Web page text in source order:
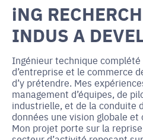
iNG
INDUS A
Ingénieur technique
d’entreprise et le commerce
d’y prétendre. Mes
management d’équipes, de
industrielle, et de la conduite
données une vision globale et
Mon projet porte sur la reprise